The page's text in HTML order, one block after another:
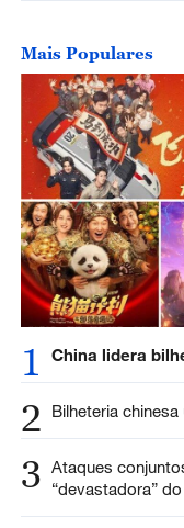
Mais Populares
1 China lidera
2 Bilheteria
3 Ataques
“devastadora”